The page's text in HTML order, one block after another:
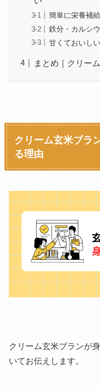
簡単に栄養補
鉄分・カルシ
甘くておいしい
まとめ｜クリー
クリーム玄米ブラ
る理由
クリーム玄米ブランが
いてお伝えします。